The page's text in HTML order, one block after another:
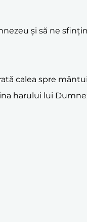
și să ne
calea spre
harului lui